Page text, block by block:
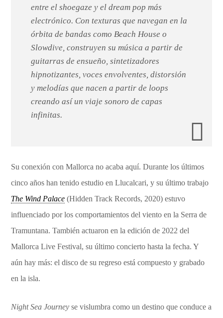
entre el shoegaze y el dream pop más
electrónico. Con texturas que navegan en la
órbita de bandas como Beach House o
Slowdive, construyen su música a partir de
guitarras de ensueño, sintetizadores
hipnotizantes, voces envolventes, distorsión
y melodías que nacen a partir de loops
creando así un viaje sonoro de capas
infinitas.
Su conexión con Mallorca no acaba aquí. Durante los últimos
cinco años han tenido estudio en Llucalcari, y su último trabajo
The Wind Palace (Hidden Track Records, 2020) estuvo
influenciado por los comportamientos del viento en la Serra de
Tramuntana. También actuaron en la edición de 2022 del
Mallorca Live Festival, su último concierto hasta la fecha. Y
aún hay más: el disco de su regreso está compuesto y grabado
en la isla.
Night Sea Journey se vislumbra como un destino que conduce a